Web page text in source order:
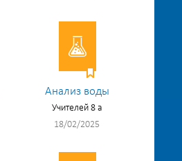
Анализ воды
Учителей 8 а
18/02/2025